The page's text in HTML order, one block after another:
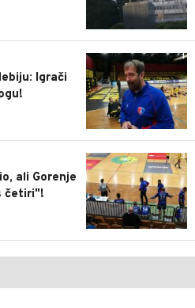
1
Igrači
3
ali Gorenje
četiri"!